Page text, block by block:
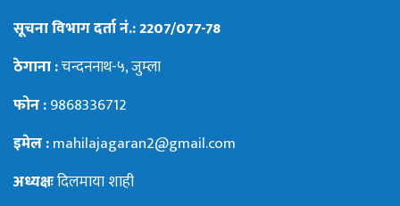
सूचना विभाग दर्ता नं.: 2207/077-78
ठेगाना :चन्दननाथ-५, जुम्ला
फोन :9868336712
इमेल :mahilajagaran2@gmail.com
अध्यक्षःदिलमाया शाही